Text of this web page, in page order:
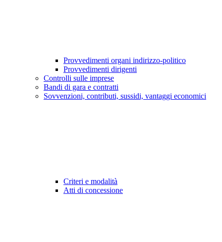
Provvedimenti organi indirizzo-politico
Provvedimenti dirigenti
Controlli sulle imprese
Bandi di gara e contratti
Sovvenzioni, contributi, sussidi, vantaggi economici
Criteri e modalità
Atti di concessione